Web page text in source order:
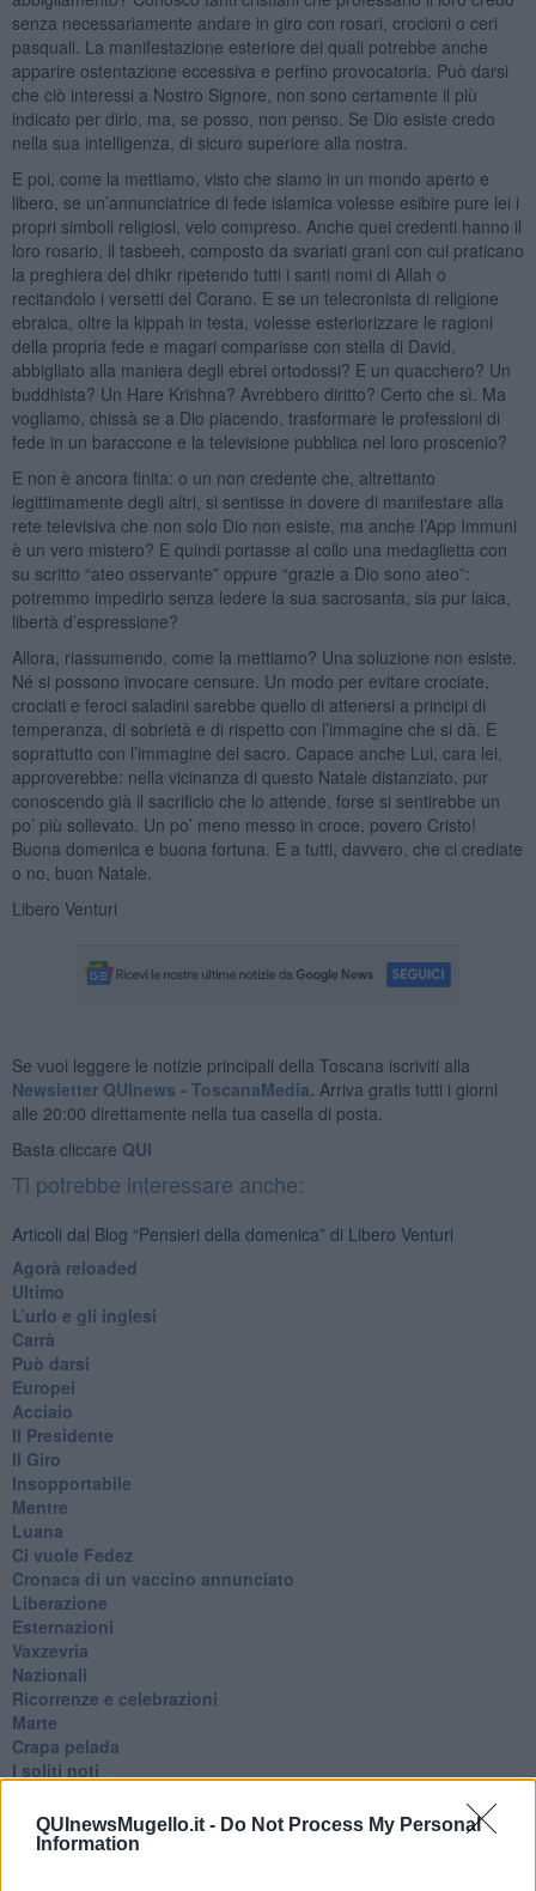
QUInewsMugello.it - Do Not Process My Personal
Information
senza necessariamente andare in giro con rosari, crocioni o ceri
pasquali. La manifestazione esteriore dei quali potrebbe anche
apparire ostentazione eccessiva e perfino provocatoria. Può darsi
che ciò interessi a Nostro Signore, non sono certamente il più
indicato per dirlo, ma, se posso, non penso. Se Dio esiste credo
nella sua intelligenza, di sicuro superiore alla nostra.
E poi, come la mettiamo, visto che siamo in un mondo aperto e
libero, se un’annunciatrice di fede islamica volesse esibire pure lei i
propri simboli religiosi, velo compreso. Anche quei credenti hanno il
loro rosario, il tasbeeh, composto da svariati grani con cui praticano
la preghiera del dhikr ripetendo tutti i santi nomi di Allah o
recitandolo i versetti del Corano. E se un telecronista di religione
ebraica, oltre la kippah in testa, volesse esteriorizzare le ragioni
della propria fede e magari comparisse con stella di David,
abbigliato alla maniera degli ebrei ortodossi? E un quacchero? Un
buddhista? Un Hare Krishna? Avrebbero diritto? Certo che sì. Ma
vogliamo, chissà se a Dio piacendo, trasformare le professioni di
fede in un baraccone e la televisione pubblica nel loro proscenio?
E non è ancora finita: o un non credente che, altrettanto
legittimamente degli altri, si sentisse in dovere di manifestare alla
rete televisiva che non solo Dio non esiste, ma anche l’App Immuni
è un vero mistero? E quindi portasse al collo una medaglietta con
su scritto “ateo osservante” oppure “grazie a Dio sono ateo”:
potremmo impedirlo senza ledere la sua sacrosanta, sia pur laica,
libertà d’espressione?
Allora, riassumendo, come la mettiamo? Una soluzione non esiste.
Né si possono invocare censure. Un modo per evitare crociate,
crociati e feroci saladini sarebbe quello di attenersi a principi di
temperanza, di sobrietà e di rispetto con l’immagine che si dà. E
soprattutto con l’immagine del sacro. Capace anche Lui, cara lei,
approverebbe: nella vicinanza di questo Natale distanziato, pur
conoscendo già il sacrificio che lo attende, forse si sentirebbe un
po’ più sollevato. Un po’ meno messo in croce, povero Cristo!
Buona domenica e buona fortuna. E a tutti, davvero, che ci crediate
o no, buon Natale.
Libero Venturi
Se vuoi leggere le notizie principali della Toscana iscriviti alla
Newsletter QUInews - ToscanaMedia. Arriva gratis tutti i giorni
alle 20:00 direttamente nella tua casella di posta.
Basta cliccare QUI
Ti potrebbe interessare anche:
Articoli dal Blog “Pensieri della domenica” di Libero Venturi
​Agorà reloaded
Ultimo
​L’urlo e gli inglesi
Carrà
Può darsi
Europei
Acciaio
Il Presidente
​Il Giro
Insopportabile
​Mentre
Luana
​Ci vuole Fedez
​Cronaca di un vaccino annunciato
​Liberazione
Esternazioni
Vaxzevria
Nazionali
​Ricorrenze e celebrazioni
Marte
​Crapa pelada
​I soliti noti
​Vaccine Easing
No profit